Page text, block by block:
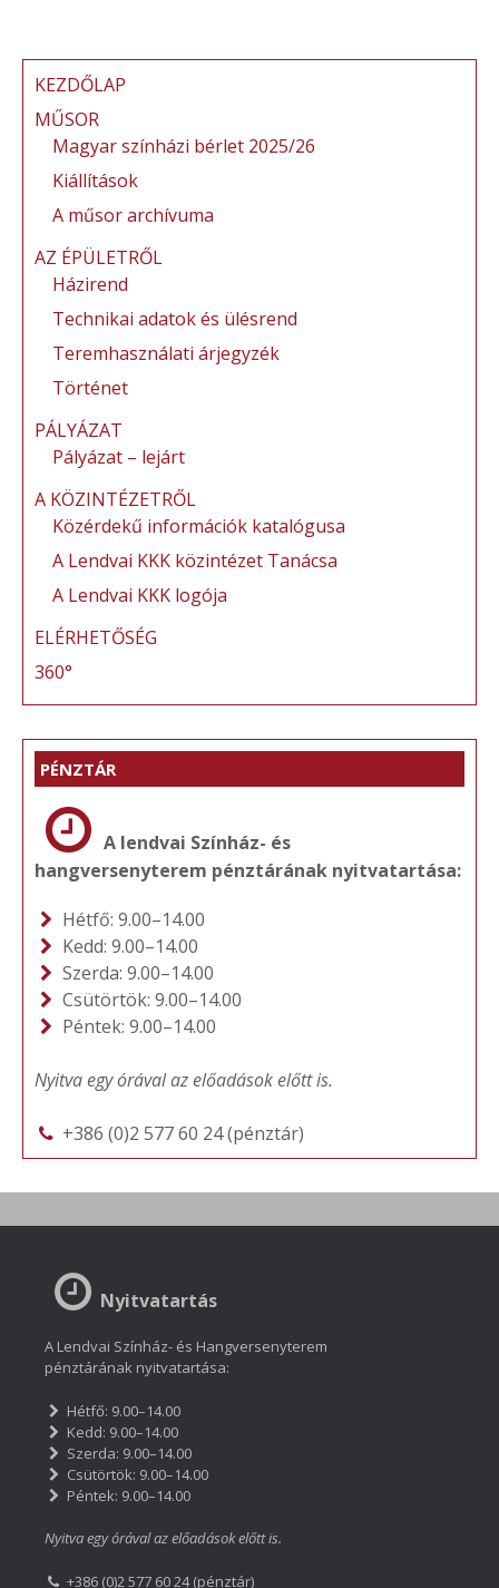
KEZDŐLAP
MŰSOR
Magyar színházi bérlet 2025/26
Kiállítások
A műsor archívuma
AZ ÉPÜLETRŐL
Házirend
Technikai adatok és ülésrend
Teremhasználati árjegyzék
Történet
PÁLYÁZAT
Pályázat – lejárt
A KÖZINTÉZETRŐL
Közérdekű információk katalógusa
A Lendvai KKK közintézet Tanácsa
A Lendvai KKK logója
ELÉRHETŐSÉG
360°
PÉNZTÁR
A lendvai Színház- és
hangversenyterem pénztárának nyitvatartása:
Hétfő: 9.00–14.00
Kedd: 9.00–14.00
Szerda: 9.00–14.00
Csütörtök: 9.00–14.00
Péntek: 9.00–14.00
Nyitva egy órával az előadások előtt is.
+386 (0)2 577 60 24 (pénztár)
Nyitvatartás
A Lendvai Színház- és Hangversenyterem
pénztárának nyitvatartása:
Hétfő: 9.00–14.00
Kedd: 9.00–14.00
Szerda: 9.00–14.00
Csütörtök: 9.00–14.00
Péntek: 9.00–14.00
Nyitva egy órával az előadások előtt is.
+386 (0)2 577 60 24 (pénztár)